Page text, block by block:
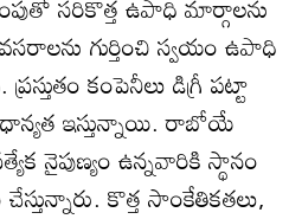
గుర్తించి స్వయం ఉపాధి
కంపెనీలు డిగ్రీ పట్టా
ఇస్తున్నాయి. రాబోయే
నైపుణ్యం ఉన్నవారికి స్థానం
కొత్త సాంకేతికతలు,